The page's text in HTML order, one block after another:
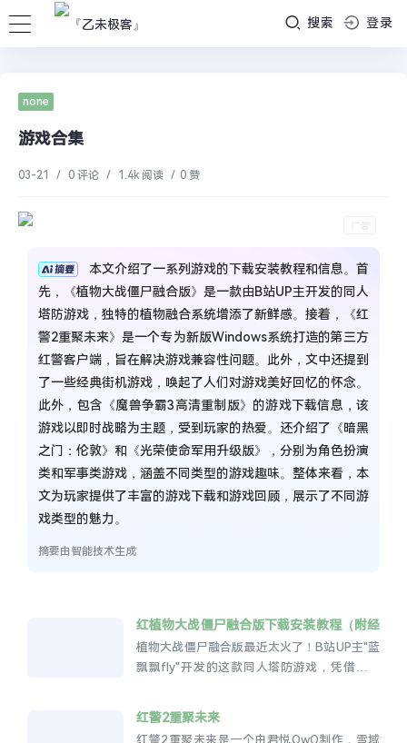
搜索 登录
none
游戏合集
03-21 / 0 评论 / 1.4k 阅读 / 0 赞
本文介绍了一系列游戏的下载安装教程和信息。首
先，《植物大战僵尸融合版》是一款由B站UP主开发的同人
塔防游戏，独特的植物融合系统增添了新鲜感。接着，《红
警2重聚未来》是一个专为新版Windows系统打造的第三方
红警客户端，旨在解决游戏兼容性问题。此外，文中还提到
了一些经典街机游戏，唤起了人们对游戏美好回忆的怀念。
此外，包含《魔兽争霸3高清重制版》的游戏下载信息，该
游戏以即时战略为主题，受到玩家的热爱。还介绍了《暗黑
之门：伦敦》和《光荣使命军用升级版》，分别为角色扮演
类和军事类游戏，涵盖不同类型的游戏趣味。整体来看，本
文为玩家提供了丰富的游戏下载和游戏回顾，展示了不同游
戏类型的魅力。
摘要由智能技术生成
红植物大战僵尸融合版下载安装教程（附经
典版）
植物大战僵尸融合版最近太火了！B站UP主"蓝
飘飘fly"开发的这款同人塔防游戏，凭借独创
红警2重聚未来
红警2重聚未来是一个由君悦OwO制作，雪域